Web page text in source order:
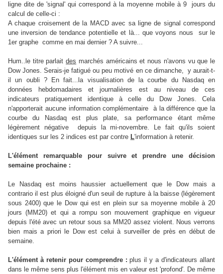
ligne dite de 'signal' qui correspond à la moyenne mobile à 9 jours du
calcul de celle-ci :
A chaque croisement de la MACD avec sa ligne de signal correspond
une inversion de tendance potentielle et là... que voyons nous sur le
1er graphe comme en mai dernier ? A suivre...
Hum..le titre parlaitdes marchés américains et nous n'avons vu que le
Dow Jones. Serais-je fatigué ou peu motivé en ce dimanche, y aurait-t-
il un oubli ? En fait...la visualisation de la courbe du Nasdaq en
données hebdomadaires et journalières est au niveau de ces
indicateurs pratiquement identique à celle du Dow Jones. Cela
n'apporterait aucune information complémentaire à la différence que la
courbe du Nasdaq est plus plate, sa performance étant même
légèrement négative depuis la mi-novembre. Le fait qu'ils soient
identiques sur les 2 indices est par contre L'information à retenir.
L'élément remarquable pour suivre et prendre une décision
semaine prochaine :
Le Nasdaq est moins haussier actuellement que le Dow mais a
contrario il est plus éloigné d'un seuil de rupture à la baisse (légèrement
sous 2400) que le Dow qui est en plein sur sa moyenne mobile à 20
jours (MM20) et qui a rompu son mouvement graphique en vigueur
depuis l'été avec un retour sous sa MM20 assez violent. Nous verrons
bien mais a priori le Dow est celui à surveiller de près en début de
semaine.
L'élément à retenir pour comprendre : plus il y a d'indicateurs allant
dans le même sens plus l'élément mis en valeur est 'profond'. De même